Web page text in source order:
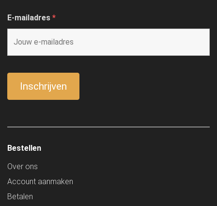
E-mailadres *
Bestellen
Over ons
Account aanmaken
Betalen